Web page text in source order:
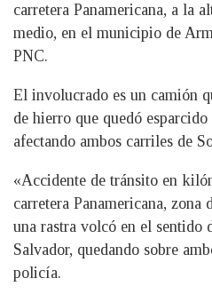
carretera Panamericana, a la
medio, en el municipio de
PNC.
El involucrado es un camión
de hierro que quedó
afectando ambos carriles de
«Accidente de tránsito en
carretera Panamericana,
una rastra volcó en el sentido
Salvador, quedando sobre
policía.